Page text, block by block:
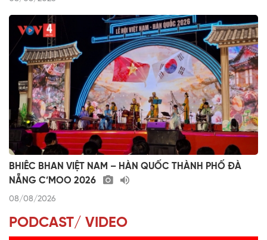
BHIÊC BHAN VIỆT NAM – HÀN QUỐC THÀNH PHỐ ĐÀ
NẴNG C’MOO 2026
08/08/2026
PODCAST/ VIDEO